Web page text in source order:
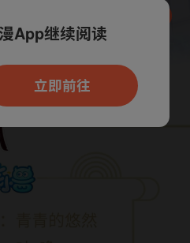
阅读，可打开App新用
免费看
App继续阅读
立即前往